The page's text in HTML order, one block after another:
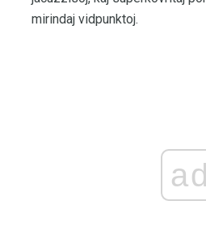
mirindaj vidpunktoj.
ad